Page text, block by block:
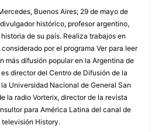
Buenos Aires; 29 de mayo de
histórico, profesor argentino,
de su país. Realiza trabajos en
por el programa Ver para leer
más difusión popular en la Argentina de
director del Centro de Difusión de la
Universidad Nacional de General San
la radio Vorterix, director de la revista
para América Latina del canal de
televisión History.